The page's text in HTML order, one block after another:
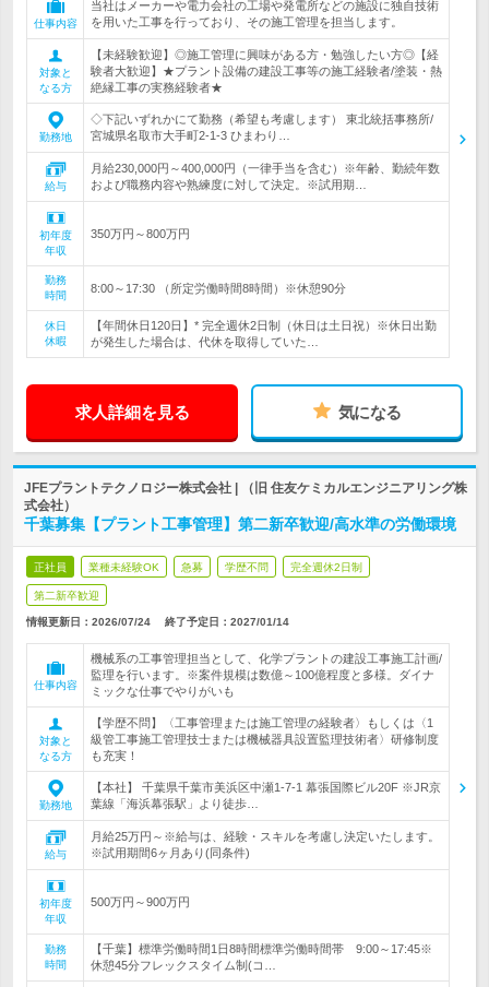
仕事内容
当社はメーカーや電力会社の工場や発電所などの施設に独自技術
を用いた工事を行っており、その施工管理を担当します。
対象と
なる方
【未経験歓迎】◎施工管理に興味がある方・勉強したい方◎【経
験者大歓迎】★プラント設備の建設工事等の施工経験者/塗装・熱
絶縁工事の実務経験者★
勤務地
◇下記いずれかにて勤務（希望も考慮します） 東北統括事務所/
宮城県名取市大手町2-1-3 ひまわり…
給与
月給230,000円～400,000円（一律手当を含む）※年齢、勤続年数
および職務内容や熟練度に対して決定。※試用期…
初年度
年収
350万円～800万円
勤務
時間
8:00～17:30 （所定労働時間8時間）※休憩90分
休日
休暇
【年間休日120日】* 完全週休2日制（休日は土日祝）※休日出勤
が発生した場合は、代休を取得していた…
求人詳細を見る 気になる
JFEプラントテクノロジー株式会社 | （旧 住友ケミカルエンジニアリング株
式会社）
千葉募集【プラント工事管理】第二新卒歓迎/高水準の労働環境
正社員 業種未経験OK 急募 学歴不問 完全週休2日制
第二新卒歓迎
情報更新日：2026/07/24 終了予定日： 2027/01/14
仕事内容
機械系の工事管理担当として、化学プラントの建設工事施工計画/
監理を行います。※案件規模は数億～100億程度と多様。ダイナ
ミックな仕事でやりがいも
対象と
なる方
【学歴不問】〈工事管理または施工管理の経験者〉もしくは〈1
級管工事施工管理技士または機械器具設置監理技術者〉研修制度
も充実！
勤務地
【本社】 千葉県千葉市美浜区中瀬1-7-1 幕張国際ビル20F ※JR京
葉線「海浜幕張駅」より徒歩…
給与
月給25万円～※給与は、経験・スキルを考慮し決定いたします。
※試用期間6ヶ月あり(同条件)
初年度
年収
500万円～900万円
勤務
時間
【千葉】標準労働時間1日8時間標準労働時間帯 9:00～17:45※
休憩45分フレックスタイム制(コ…